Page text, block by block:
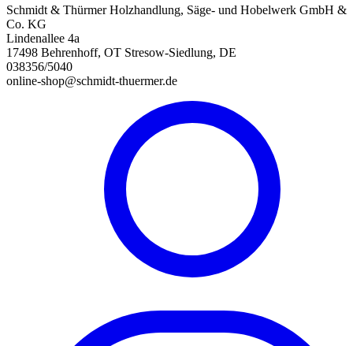
Schmidt & Thürmer Holzhandlung, Säge- und Hobelwerk GmbH &
Co. KG
Lindenallee 4a
17498 Behrenhoff, OT Stresow-Siedlung, DE
038356/5040
online-shop@schmidt-thuermer.de